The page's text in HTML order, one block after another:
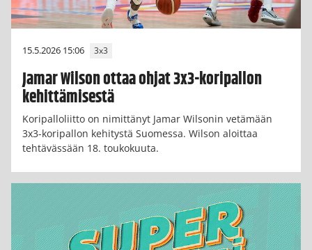
15.5.2026 15:06 3x3
Jamar Wilson ottaa ohjat 3x3-koripallon
kehittämisestä
Koripalloliitto on nimittänyt Jamar Wilsonin vetämään
3x3-koripallon kehitystä Suomessa. Wilson aloittaa
tehtävässään 18. toukokuuta.